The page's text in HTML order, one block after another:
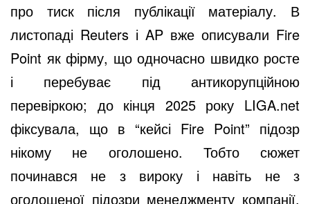
про тиск після публікації матеріалу. В
листопаді Reuters і AP вже описували Fire
Point як фірму, що одночасно швидко росте
і перебуває під антикорупційною
перевіркою; до кінця 2025 року LIGA.net
фіксувала, що в “кейсі Fire Point” підозр
нікому не оголошено. Тобто сюжет
починався не з вироку і навіть не з
оголошеної підозри менеджменту компанії,